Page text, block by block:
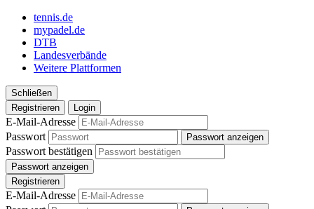
tennis.de
mypadel.de
DTB
Landesverbände
Weitere Plattformen
Schließen
Registrieren
Login
E-Mail-Adresse
Passwort
Passwort anzeigen
Passwort bestätigen
Passwort anzeigen
Registrieren
E-Mail-Adresse